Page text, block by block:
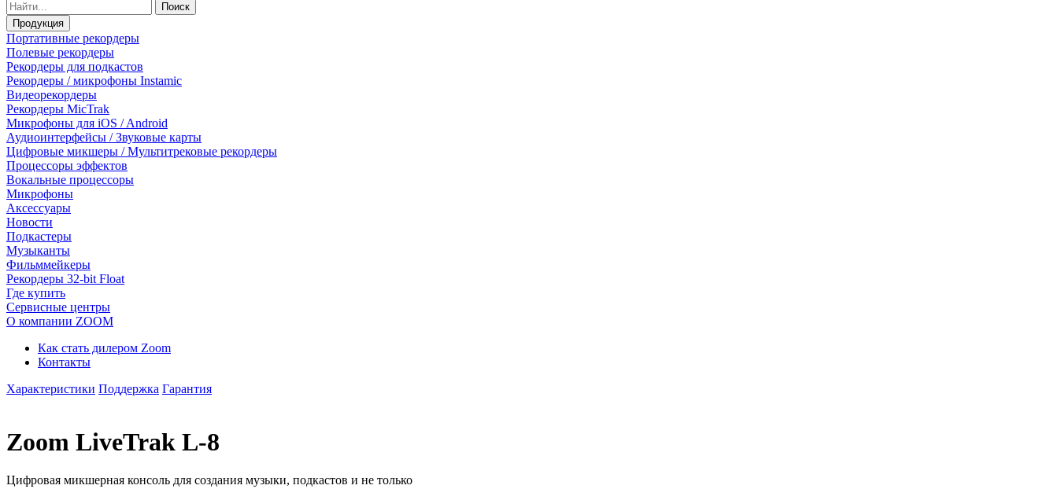
Поиск
Продукция
Портативные рекордеры
Полевые рекордеры
Рекордеры для подкастов
Рекордеры / микрофоны Instamic
Видеорекордеры
Рекордеры MicTrak
Микрофоны для iOS / Android
Аудиоинтерфейсы / Звуковые карты
Цифровые микшеры / Мультитрековые рекордеры
Процессоры эффектов
Вокальные процессоры
Микрофоны
Аксессуары
Новости
Подкастеры
Музыканты
Фильммейкеры
Рекордеры 32-bit Float
Где купить
Сервисные центры
О компании ZOOM
Как стать дилером Zoom
Контакты
Характеристики Поддержка Гарантия
Zoom LiveTrak L-8
Цифровая микшерная консоль для создания музыки, подкастов и не только